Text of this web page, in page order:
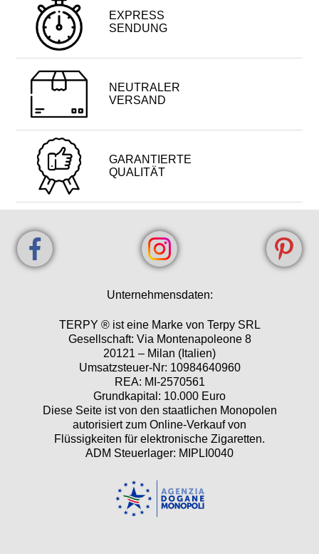
EXPRESS
SENDUNG
NEUTRALER
VERSAND
GARANTIERTE
QUALITÄT
Unternehmensdaten:
TERPY ® ist eine Marke von Terpy SRL
Gesellschaft: Via Montenapoleone 8
20121 – Milan (Italien)
Umsatzsteuer-Nr: 10984640960
REA: MI-2570561
Grundkapital: 10.000 Euro
Diese Seite ist von den staatlichen Monopolen
autorisiert zum Online-Verkauf von
Flüssigkeiten für elektronische Zigaretten.
ADM Steuerlager: MIPLI0040